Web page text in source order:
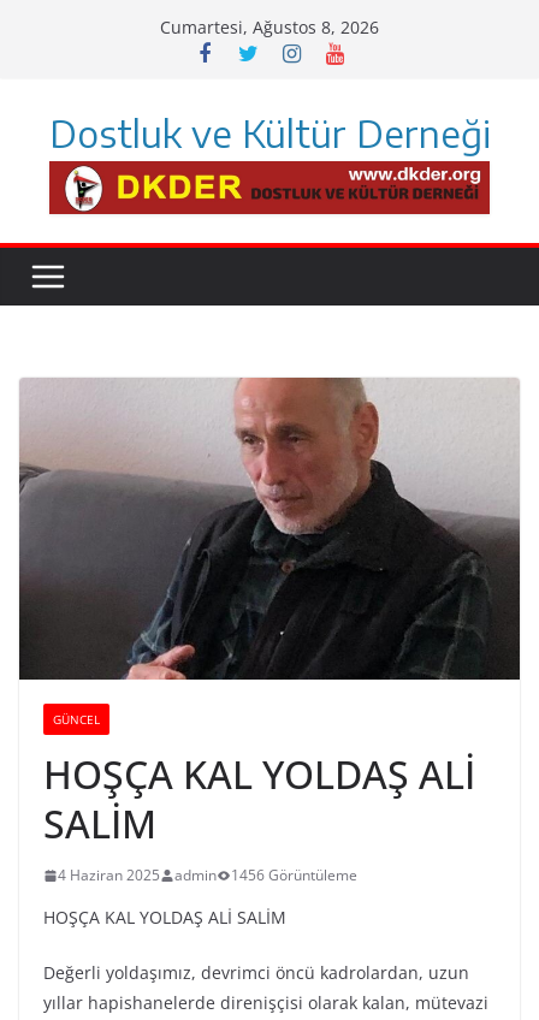
Cumartesi, Ağustos 8, 2026
Dostluk ve Kültür Derneği
GÜNCEL
HOŞÇA KAL YOLDAŞ ALİ
SALİM
4 Haziran 2025 admin 1456 Görüntüleme
HOŞÇA KAL YOLDAŞ ALİ SALİM
Değerli yoldaşımız, devrimci öncü kadrolardan, uzun
yıllar hapishanelerde direnişçisi olarak kalan, mütevazi